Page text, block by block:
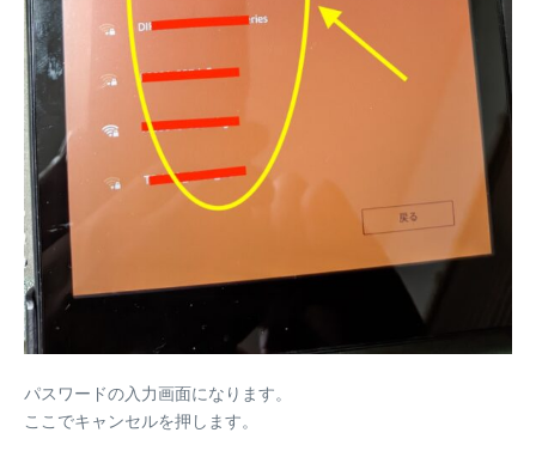
パスワードの入力画面になります。
ここでキャンセルを押します。